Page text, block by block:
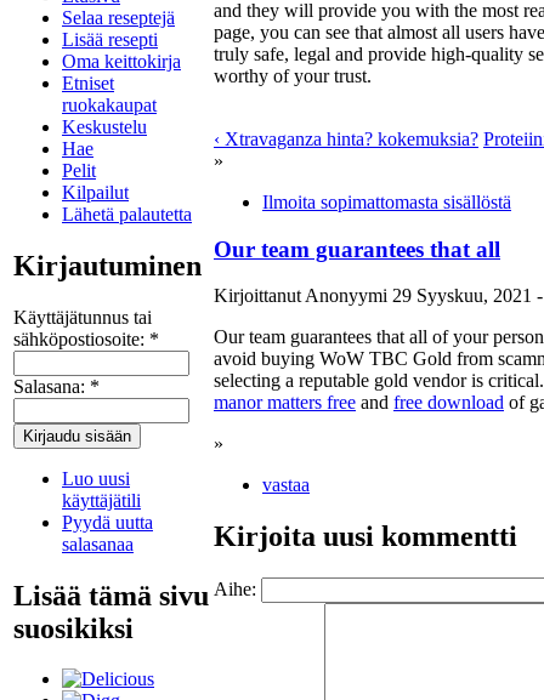
Selaa reseptejä
Lisää resepti
Oma keittokirja
Etniset
ruokakaupat
Keskustelu
Hae
Pelit
Kilpailut
Lähetä palautetta
Kirjautuminen
Käyttäjätunnus tai
sähköpostiosoite: *
Salasana: *
Luo uusi
käyttäjätili
Pyydä uutta
salasanaa
Lisää tämä sivu
suosikiksi
and they will provide you with the most
page, you can see that almost all users
truly safe, legal and provide high-quality
worthy of your trust.
‹ Xtravaganza hinta? kokemuksia?
»
Ilmoita sopimattomasta sisällöstä
Our team guarantees that all
Kirjoittanut Anonyymi 29 Syyskuu, 2021
Our team guarantees that all of your
avoid buying WoW TBC Gold from
selecting a reputable gold vendor is
manor matters free and free download of
»
vastaa
Kirjoita uusi kommentti
Aihe: